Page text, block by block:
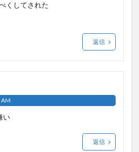
くしてされた
返信
い
返信